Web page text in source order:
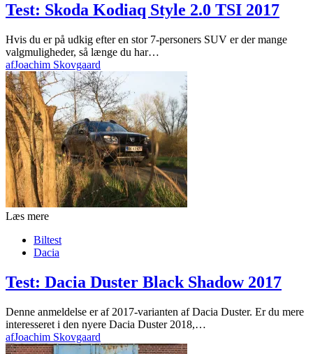
Test: Skoda Kodiaq Style 2.0 TSI 2017
Hvis du er på udkig efter en stor 7-personers SUV er der mange
valgmuligheder, så længe du har…
afJoachim Skovgaard
Læs mere
Biltest
Dacia
Test: Dacia Duster Black Shadow 2017
Denne anmeldelse er af 2017-varianten af Dacia Duster. Er du mere
interesseret i den nyere Dacia Duster 2018,…
afJoachim Skovgaard